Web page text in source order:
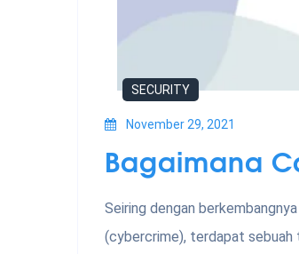
SECURITY
November 29, 2021
Bagaimana
Seiring dengan
(cybercrime), terdapat sebuah